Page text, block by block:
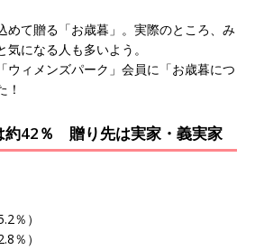
めて贈る「お歳暮」。実際のところ、み
になる人も多いよう。
ウィメンズパーク」会員に「お歳暮につ
！
約42％ 贈り先は実家・義実家
）
％）